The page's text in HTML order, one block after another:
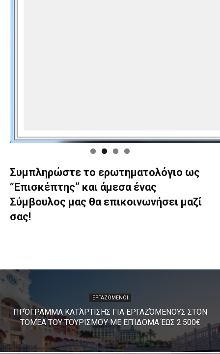
Συμπληρώστε το ερωτηματολόγιο ως
“Επισκέπτης” και άμεσα ένας
Σύμβουλος μας θα επικοινωνήσει μαζί
σας!
ΕΡΓΑΖΟΜΕΝΟΙ
ΠΡΌΓΡΑΜΜΑ ΚΑΤΆΡΤΙΣΗΣ ΓΙΑ ΕΡΓΑΖΌΜΕΝΟΥΣ ΣΤΟΝ
ΤΟΜΈΑ ΤΟΥ ΤΟΥΡΙΣΜΟΎ ΜΕ ΕΠΊΔΟΜΑ ΈΩΣ 2.500€